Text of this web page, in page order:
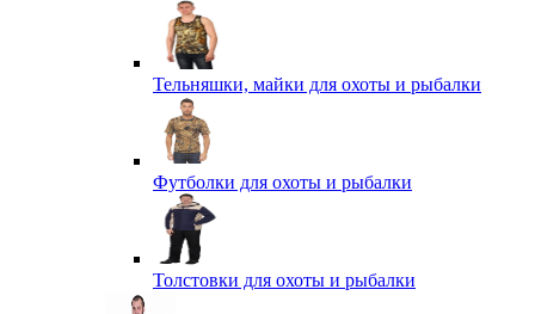
Тельняшки, майки для охоты и рыбалки
Футболки для охоты и рыбалки
Толстовки для охоты и рыбалки